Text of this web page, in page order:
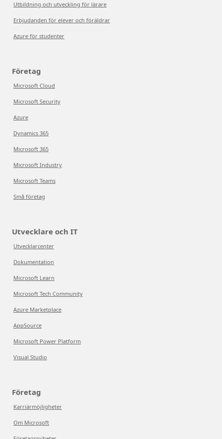
Utbildning och utveckling för lärare
Erbjudanden för elever och föräldrar
Azure för studenter
Företag
Microsoft Cloud
Microsoft Security
Azure
Dynamics 365
Microsoft 365
Microsoft Industry
Microsoft Teams
Små företag
Utvecklare och IT
Utvecklarcenter
Dokumentation
Microsoft Learn
Microsoft Tech Community
Azure Marketplace
AppSource
Microsoft Power Platform
Visual Studio
Företag
Karriärmöjligheter
Om Microsoft